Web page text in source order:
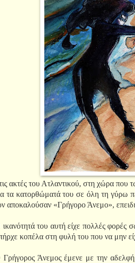
ακτές του Ατλαντικού, στη χώρα που
τα κατορθώματά του σε όλη τη γύρω
αποκαλούσαν «Γρήγορο Άνεμο»,
του αυτή είχε πολλές φορές
κοπέλα στη φυλή του που να μην
Άνεμος έμενε με την αδελφή